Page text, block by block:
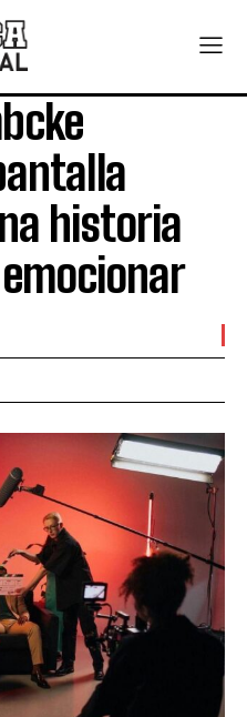
historia